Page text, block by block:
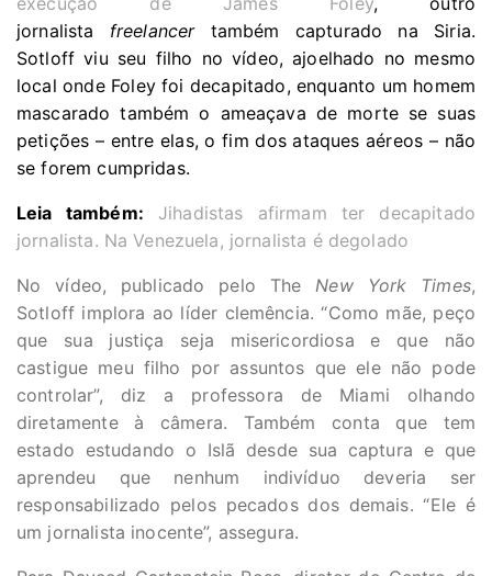
jornalista freelancertambém capturado na Siria.
Sotloff viu seu filho no vídeo, ajoelhado no mesmo
local onde Foley foi decapitado, enquanto um homem
mascarado também o ameaçava de morte se suas
petições – entre elas, o fim dos ataques aéreos – não
se forem cumpridas.
Leia também:
Jihadistas afirmam ter decapitado
jornalista. Na Venezuela, jornalista é degolado
No vídeo, publicado pelo TheNew York Times,
Sotloff implora ao líder clemência. “Como mãe, peço
que sua justiça seja misericordiosa e que não
castigue meu filho por assuntos que ele não pode
controlar”, diz a professora de Miami olhando
diretamente à câmera. Também conta que tem
estado estudando o Islã desde sua captura e que
aprendeu que nenhum indivíduo deveria ser
responsabilizado pelos pecados dos demais. “Ele é
um jornalista inocente”, assegura.